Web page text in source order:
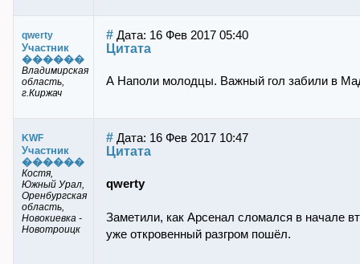
qwerty
Участник
������
Владимирская
область,
г.Киржач
# Дата: 16 Фев 2017 05:40
Цитата
А Наполи молодцы. Важный гол забили в
KWF
Участник
������
Костя,
Южный Урал,
Оренбургская
область,
Новокиевка -
Новотроицк
# Дата: 16 Фев 2017 10:47
Цитата
qwerty
Заметили, как Арсенал сломался в начале
уже откровенный разгром пошёл.